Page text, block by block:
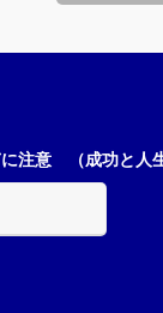
注意 （成功と人